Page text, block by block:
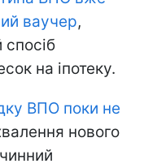
ваучер,
на іпотеку.
ВПО поки не
нового